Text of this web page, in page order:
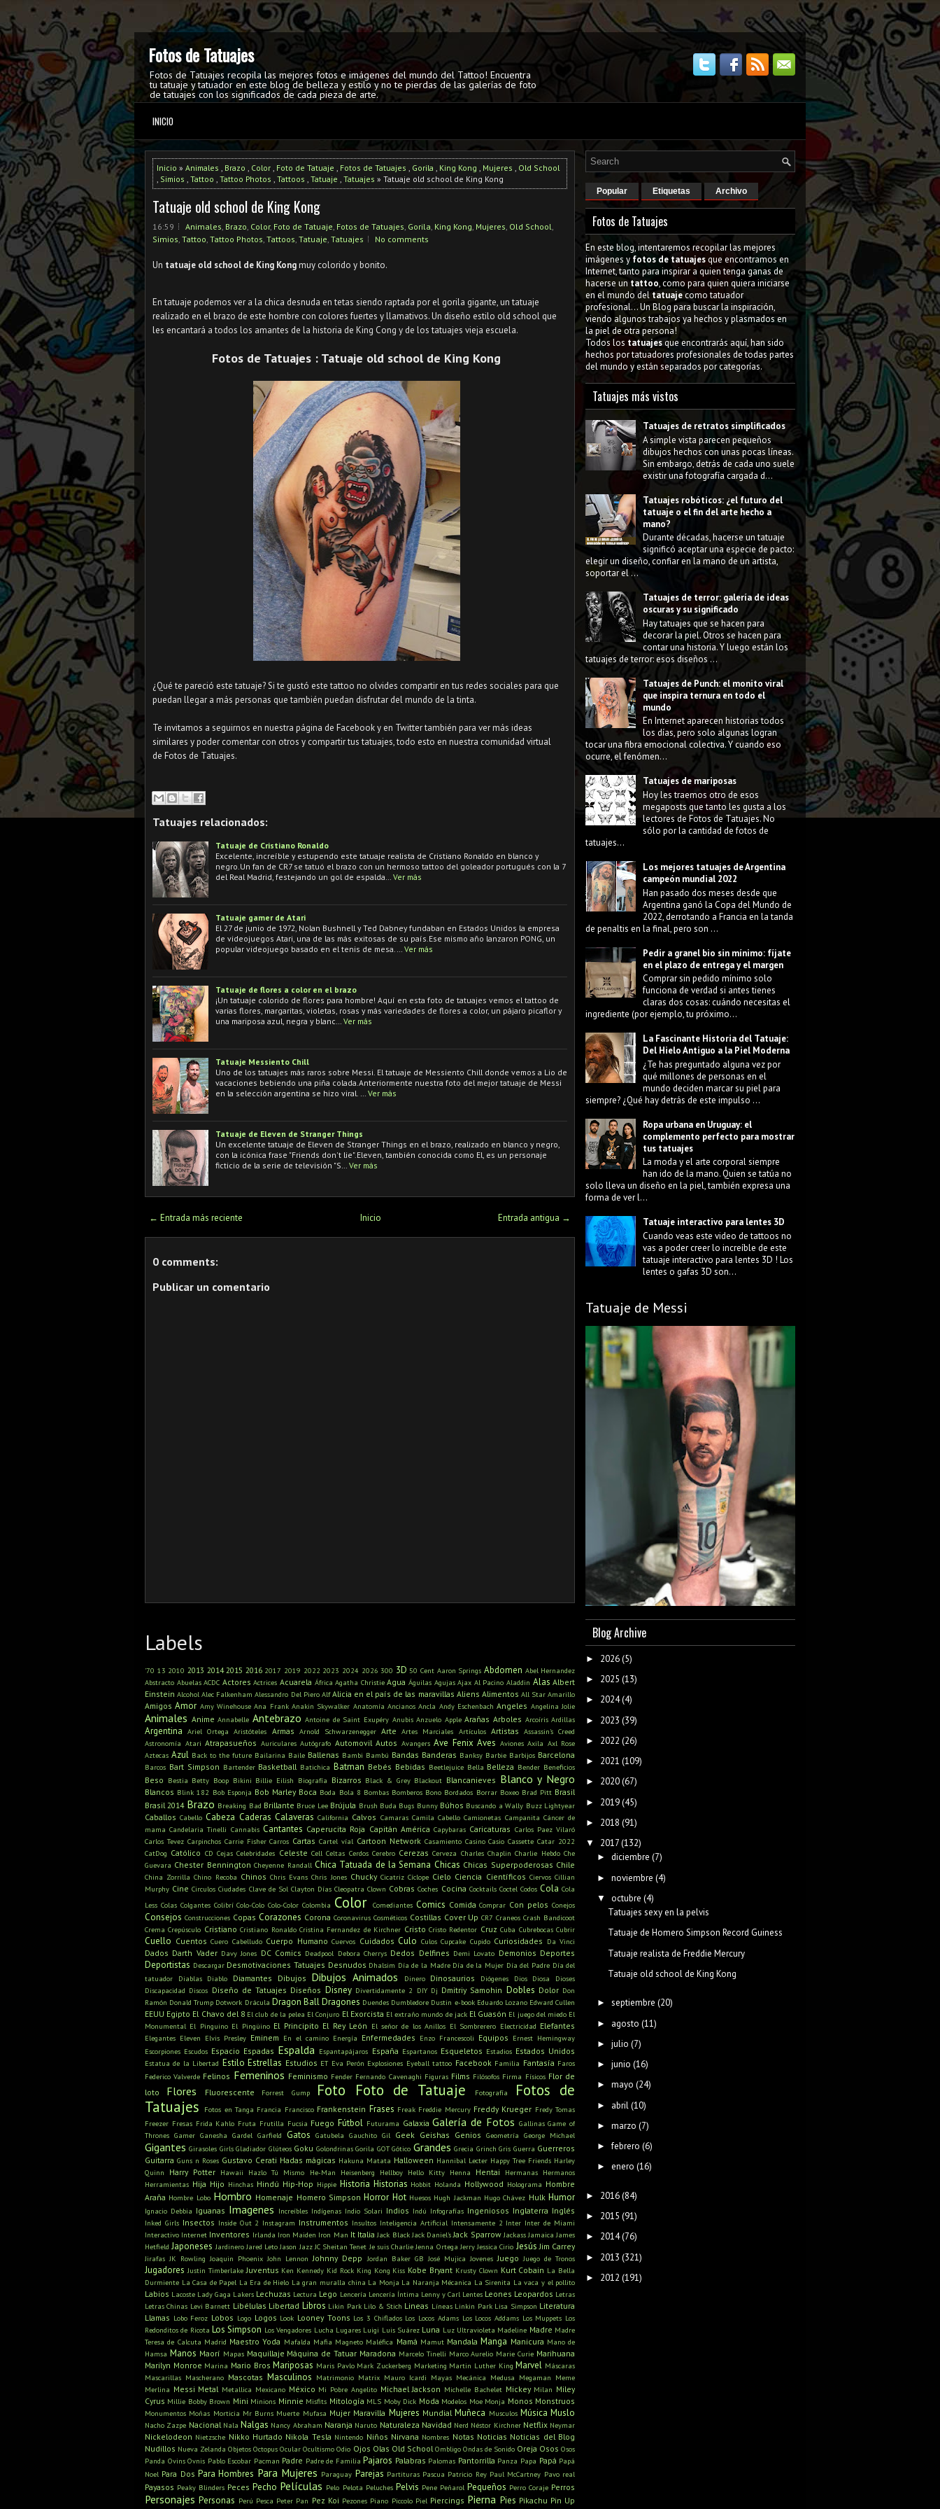
Fotos de Tatuajes
Fotos de Tatuajes recopila las mejores fotos e imágenes del mundo del Tattoo! Encuentra
tu tatuaje y tatuador en este blog de belleza y estilo y no te pierdas de las galerías de foto
de tatuajes con los significados de cada pieza de arte.
INICIO
Inicio » Animales , Brazo , Color , Foto de Tatuaje , Fotos de Tatuajes , Gorila , King Kong , Mujeres , Old School
, Simios , Tattoo , Tattoo Photos , Tattoos , Tatuaje , Tatuajes » Tatuaje old school de King Kong
Tatuaje old school de King Kong
16:59 Animales, Brazo, Color, Foto de Tatuaje, Fotos de Tatuajes, Gorila, King Kong, Mujeres, Old School,
Simios, Tattoo, Tattoo Photos, Tattoos, Tatuaje, Tatuajes No comments
Un tatuaje old school de King Kongmuy colorido y bonito.
En tatuaje podemos ver a la chica desnuda en tetas siendo raptada por el gorila gigante, un tatuaje
realizado en el brazo de este hombre con colores fuertes y llamativos. Un diseño estilo old school que
les encantará a todos los amantes de la historia de King Cong y de los tatuajes vieja escuela.
Fotos de Tatuajes : Tatuaje old school de King Kong
¿Qué te pareció este tatuaje? Si te gustó este tattoo no olvides compartir en tus redes sociales para que
puedan llegar a más personas que también puedan disfrutar del mundo de la tinta.
Te invitamos a seguirnos en nuestra página de Facebook y en Twitter también para ver más ideas
similares y poder comentar con otros y compartir tus tatuajes, todo esto en nuestra comunidad virtual
de Fotos de Tatuajes.
Tatuajes relacionados:
Tatuaje de Cristiano Ronaldo
Excelente, increíble y estupendo este tatuaje realista de Cristiano Ronaldo en blanco y
negro.Un fan de CR7 se tatuó el brazo con un hermoso tattoo del goleador portugués con la 7
del Real Madrid, festejando un gol de espalda…
Ver más
Tatuaje gamer de Atari
El 27 de junio de 1972, Nolan Bushnell y Ted Dabney fundaban en Estados Unidos la empresa
de videojuegos Atari, una de las más exitosas de su país.Ese mismo año lanzaron PONG, un
popular videojuego basado en el tenis de mesa.…
Ver más
Tatuaje de flores a color en el brazo
¡Un tatuaje colorido de flores para hombre! Aquí en esta foto de tatuajes vemos el tattoo de
varias flores, margaritas, violetas, rosas y más variedades de flores a color, un pájaro picaflor y
una mariposa azul, negra y blanc…
Ver más
Tatuaje Messiento Chill
Uno de los tatuajes más raros sobre Messi. El tatuaje de Messiento Chill donde vemos a Lio de
vacaciones bebiendo una piña colada.Anteriormente nuestra foto del mejor tatuaje de Messi
en la selección argentina se hizo viral. …
Ver más
Tatuaje de Eleven de Stranger Things
Un excelente tatuaje de Eleven de Stranger Things en el brazo, realizado en blanco y negro,
con la icónica frase "Friends don't lie".Eleven, también conocida como El, es un personaje
ficticio de la serie de televisión "S…
Ver más
← Entrada más reciente Entrada antigua →
Inicio
0 comments:
Publicar un comentario
Labels
'70 13 2010 2013 2014 2015 2016 2017 2019 2022 2023 2024 2026 300 3D 50 Cent Aaron Springs Abdomen Abel Hernandez
Abstracto Abuelas ACDC Actores Actrices Acuarela África Agatha Christie Agua Águilas Agujas Ajax Al Pacino Aladdin Alas Albert
Einstein Alcohol Alec Falkenham Alessandro Del Piero Alf Alicia en el país de las maravillas Aliens Alimentos All Star Amarillo
Amigos Amor Amy Winehouse Ana Frank Anakin Skywalker Anatomía Ancianos Ancla Andy Eschenbach Angeles Angelina Jolie
Animales Anime Annabelle Antebrazo Antoine de Saint Exupéry Anubis Anzuelo Apple Arañas Arboles Arcoíris Ardillas
Argentina Ariel Ortega Aristóteles Armas Arnold Schwarzenegger Arte Artes Marciales Artículos Artistas Assassin's Creed
Astronomía Atari Atrapasueños Auriculares Autógrafo Automovil Autos Avangers Ave Fenix Aves Aviones Axila Axl Rose
Aztecas Azul Back to the future Bailarina Baile Ballenas Bambi Bambú Bandas Banderas Banksy Barbie Barbijos Barcelona
Barcos Bart Simpson Bartender Basketball Batichica Batman Bebés Bebidas Beetlejuice Bella Belleza Bender Beneficios
Beso Bestia Betty Boop Bikini Billie Eilish Biografía Bizarros Black & Grey Blackout Blancanieves Blanco y Negro
Blancos Blink 182 Bob Esponja Bob Marley Boca Boda Bola 8 Bombas Bomberos Bono Bordados Borrar Boxeo Brad Pitt Brasil
Brasil 2014 Brazo Breaking Bad Brillante Bruce Lee Brújula Brush Buda Bugs Bunny Búhos Buscando a Wally Buzz Lightyear
Caballos Cabello Cabeza Caderas Calaveras California Calvos Camaras Camila Cabello Camionetas Campanita Cáncer de
mama Candelaria Tinelli Cannabis Cantantes Caperucita Roja Capitán América Capybaras Caricaturas Carlos Paez Vilaró
Carlos Tevez Carpinchos Carrie Fisher Carros Cartas Cartel víal Cartoon Network Casamiento Casino Casio Cassette Catar 2022
CatDog Católico CD Cejas Celebridades Celeste Cell Celtas Cerdos Cerebro Cerezas Cerveza Charles Chaplin Charlie Hebdo Che
Guevara Chester Bennington Cheyenne Randall Chica Tatuada de la Semana Chicas Chicas Superpoderosas Chile
China Zorrilla Chino Recoba Chinos Chris Evans Chris Jones Chucky Cicatriz Cíclope Cielo Ciencia Científicos Ciervos Cillian
Murphy Cine Circulos Ciudades Clave de Sol Clayton Días Cleopatra Clown Cobras Coches Cocina Cocktails Coctel Codos Cola Cola
Less Colas Colgantes Colibrí Colo-Colo Colo-Color Colombia Color Comediantes Comics Comida Comprar Con pelos Conejos
Consejos Construcciones Copas Corazones Corona Coronavirus Cosméticos Costillas Cover Up CR7 Craneos Crash Bandicoot
Crema Crepúsculo Cristiano Cristiano Ronaldo Cristina Fernandez de Kirchner Cristo Cristo Redentor Cruz Cuba Cubrebocas Cubrir
Cuello Cuentos Cuero Cabelludo Cuerpo Humano Cuervos Cuidados Culo Culos Cupcake Cupido Curiosidades Da Vinci
Dados Darth Vader Davy Jones DC Comics Deadpool Debora Cherrys Dedos Delfines Demi Lovato Demonios Deportes
Deportistas Descargar Desmotivaciones Tatuajes Desnudos Dhalsim Día de la Madre Día de la Mujer Día del Padre Día del
tatuador
Diablas Diablo Diamantes Dibujos Dibujos Animados Dinero Dinosaurios Diógenes Dios Diosa
Dioses
Discapacidad Discos Diseño de Tatuajes Diseños Disney Divertidamente 2 DIY Dj Dmitriy Samohin Dobles Dolor Don
Ramón Donald Trump Dotwork Drácula Dragon BallDragones Duendes Dumbledore Dustin e-book Eduardo Lozano Edward Cullen
EEUU Egipto El Chavo del 8 El club de la pelea El Conjuro El Exorcista El extraño mundo de jack El Guasón El juego del miedo El
Monumental El Pinguino El Pingüino El Principito El Rey León El señor de los Anillos El Sombrerero Electricidad Elefantes
Elegantes Eleven Elvis Presley Eminem En el camino Energía Enfermedades Enzo Francescoli Equipos Ernest Hemingway
Escorpiones Escudos Espacio Espadas Espalda Espantapájaros España Espartanos Esqueletos Estadios Estados Unidos
Estatua de la Libertad Estilo Estrellas Estudios ET Eva Perón Explosiones Eyeball tattoo Facebook Familia Fantasía Faros
Federico Valverde Felinos Femeninos Feminismo Fender Fernando Cavenaghi Figuras Films Filósofos Firma Físicos Flor de
loto
Flores Fluorescente Forrest Gump Foto Foto de Tatuaje Fotografía
Fotos de
Tatuajes
Fotos en Tanga Francia Francisco Frankenstein Frases Freak Freddie Mercury Freddy Krueger Fredy Tomas
Freezer Fresas Frida Kahlo Fruta Frutilla Fucsia Fuego Fútbol Futurama Galaxia Galería de Fotos Gallinas Game of
Thrones Gamer Ganesha Gardel Garfield Gatos Gatubela Gauchito Gil Geek Geishas Genios Geometría George Michael
Gigantes Girasoles Girls Gladiador Glúteos Goku Golondrinas Gorila GOT Gótico Grandes Grecia Grinch Gris Guerra Guerreros
Guitarra Guns n Roses Gustavo Cerati Hadas mágicas Hakuna Matata Halloween Hannibal Lecter Happy Tree Friends Harley
Quinn
Harry Potter Hawaii Hazlo Tú Mismo He-Man Heisenberg Hellboy Hello Kitty Henna Hentai Hermanas Hermanos
Herramientas Hija Hijo Hinchas Hindú Hip-Hop Hippie Historia Historias Hobbit Holanda Hollywood Holograma Hombre
Araña Hombre Lobo Hombro Homenaje Homero Simpson Horror Hot Huesos Hugh Jackman Hugo Chávez Hulk Humor
Ignacio Debbia Iguanas Imagenes Increíbles Indígenas Indio Solari Indios Indú Infografías Ingeniosos Inglaterra Inglés
Inked Girls Insectos Inside Out 2 Instagram Instrumentos Insultos Inteligencia Artificial Intensamente 2 Inter Inter de Miami
Interactivo Internet Inventores Irlanda Iron Maiden Iron Man It Italia Jack Black Jack Daniel's Jack Sparrow Jackass Jamaica James
Hetfield Japoneses Jardinero Jared Leto Jason Jazz JC Sheitan Tenet Je suis Charlie Jenna Ortega Jerry Jessica Cirio Jesús Jim Carrey
Jirafas JK Rowling Joaquin Phoenix John Lennon Johnny Depp Jordan Baker GB José Mujica Jovenes Juego Juego de Tronos
Jugadores Justin Timberlake Juventus Ken Kennedy Kid Rock King Kong Kiss Kobe Bryant Krusty Clown Kurt Cobain La Bella
Durmiente La Casa de Papel La Era de Hielo La gran muralla china La Monja La Naranja Mécanica La Sirenita La vaca y el pollito
Labios Lacoste Lady Gaga Lakers Lechuzas Lectura Lego Lencería Lencería Íntima Lenny y Carl Lentes Leones Leopardos Letras
Letras Chinas Levi Barnett Libélulas Libertad Libros Likin Park Lilo & Stich Lineas Líneas Linkin Park Lisa Simpson Literatura
Llamas Lobo Feroz Lobos Logo Logos Look Looney Toons Los 3 Chiflados Los Locos Adams Los Locos Addams Los Muppets Los
Redonditos de Ricota Los Simpson Los Vengadores Lucha Lugares Luigi Luis Suárez Luna Luz Ultravioleta Madeline Madre Madre
Teresa de Calcuta Madrid Maestro Yoda Mafalda Mafia Magneto Maléfica Mamá Mamut Mandala Manga Manicura Mano de
Hamsa Manos Maorí Mapas Maquillaje Máquina de Tatuar Maradona Marcelo Tinelli Marco Aurelio Marie Curie Marihuana
Marilyn Monroe Marina Mario Bros Mariposas Maris Pavlo Mark Zuckerberg Marketing Martin Luther King Marvel Máscaras
Mascarillas Mascherano Mascotas Masculinos Matrimonio Matrix Mauro Icardi Mayas Mecánica Medusa Megaman Meme
Merlina Messi Metal Metallica Mexicano México Mi Pobre Angelito Michael Jackson Michelle Bachelet Mickey Milan Miley
Cyrus Millie Bobby Brown Mini Minions Minnie Misfits Mitología MLS Moby Dick Moda Modelos Moe Monja Monos Monstruos
Monumentos Moñas Morticia Mr Burns Muerte Mufasa Mujer Maravilla Mujeres Mundial Muñeca Musculos Música Muslo
Nacho Zazpe Nacional Nala Nalgas Nancy Abraham Naranja Naruto Naturaleza Navidad Nerd Néstor Kirchner Netflix Neymar
Nickelodeon Nietzsche Nikko Hurtado Nikola Tesla Nintendo Niños Nirvana Nombres Notas Noticias Noticias del Blog
Nudillos Nueva Zelanda Objetos Octopus Ocular Ocultismo Odio Ojos Olas Old School Ombligo Ondas de Sonido Oreja Osos Osos
Panda Ovins Ovnis Pablo Escobar Pacman Padre Padre de Familia Pajaros Palabras Palomas Pantorrilla Panza Papa Papá Papá
Noel Para Dos Para Hombres Para Mujeres Paraguay Parejas Partituras Pascua Patricio Rey Paul McCartney Pavo real
Payasos Peaky Blinders Peces Pecho Películas Pelo Pelota Peluches Pelvis Pene Peñarol Pequeños Perro Coraje Perros
Personajes Personas Perú Pesca Peter Pan Pez Koi Pezones Piano Piccolo Piel Piercings Pierna Pies Pikachu Pin Up
Popular Etiquetas Archivo
Fotos de Tatuajes
En este blog, intentaremos recopilar las mejores
imágenes y fotos de tatuajesque encontramos en
Internet, tanto para inspirar a quien tenga ganas de
hacerse un tattoo, como para quien quiera iniciarse
en el mundo del tatuajecomo tatuador
profesional... Un Blog para buscar la inspiración,
viendo algunos trabajos ya hechos y plasmados en
la piel de otra persona!
Todos los tatuajesque encontrarás aquí, han sido
hechos por tatuadores profesionales de todas partes
del mundo y están separados por categorías.
Tatuajes más vistos
Tatuajes de retratos simplificados
A simple vista parecen pequeños
dibujos hechos con unas pocas líneas.
Sin embargo, detrás de cada uno suele
existir una fotografía cargada d...
Tatuajes robóticos: ¿el futuro del
tatuaje o el fin del arte hecho a
mano?
Durante décadas, hacerse un tatuaje
significó aceptar una especie de pacto:
elegir un diseño, confiar en la mano de un artista,
soportar el ...
Tatuajes de terror: galería de ideas
oscuras y su significado
Hay tatuajes que se hacen para
decorar la piel. Otros se hacen para
contar una historia. Y luego están los
tatuajes de terror: esos diseños ...
Tatuajes de Punch: el monito viral
que inspira ternura en todo el
mundo
En Internet aparecen historias todos
los días, pero solo algunas logran
tocar una fibra emocional colectiva. Y cuando eso
ocurre, el fenómen...
Tatuajes de mariposas
Hoy les traemos otro de esos
megaposts que tanto les gusta a los
lectores de Fotos de Tatuajes. No
sólo por la cantidad de fotos de
tatuajes...
Los mejores tatuajes de Argentina
campeón mundial 2022
Han pasado dos meses desde que
Argentina ganó la Copa del Mundo de
2022, derrotando a Francia en la tanda
de penaltis en la final, pero son ...
Pedir a granel bio sin mínimo: fíjate
en el plazo de entrega y el margen
Comprar sin pedido mínimo solo
funciona de verdad si antes tienes
claras dos cosas: cuándo necesitas el
ingrediente (por ejemplo, tu próximo...
La Fascinante Historia del Tatuaje:
Del Hielo Antiguo a la Piel Moderna
¿Te has preguntado alguna vez por
qué millones de personas en el
mundo deciden marcar su piel para
siempre? ¿Qué hay detrás de este impulso ...
Ropa urbana en Uruguay: el
complemento perfecto para mostrar
tus tatuajes
La moda y el arte corporal siempre
han ido de la mano. Quien se tatúa no
solo lleva un diseño en la piel, también expresa una
forma de ver l...
Tatuaje interactivo para lentes 3D
Cuando veas este video de tattoos no
vas a poder creer lo increíble de este
tatuaje interactivo para lentes 3D ! Los
lentes o gafas 3D son...
Tatuaje de Messi
Blog Archive
► 2026(5)
► 2025 (13)
► 2024(4)
► 2023 (39)
► 2022 (26)
► 2021 (109)
► 2020(67)
► 2019(45)
► 2018 (91)
▼ 2017(132)
► diciembre (7)
► noviembre (4)
▼ octubre (4)
Tatuajes sexy en la pelvis
Tatuaje de Homero Simpson Record Guiness
Tatuaje realista de Freddie Mercury
Tatuaje old school de King Kong
► septiembre (20)
► agosto (11)
► julio (7)
► junio (16)
► mayo (24)
► abril (10)
► marzo (7)
►febrero (6)
► enero (16)
► 2016(84)
► 2015 (91)
► 2014(76)
► 2013 (321)
► 2012 (191)